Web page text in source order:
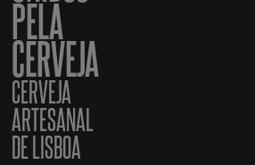
PELA
CERVEJA
CERVEJA
ARTESANAL
DE LISBOA